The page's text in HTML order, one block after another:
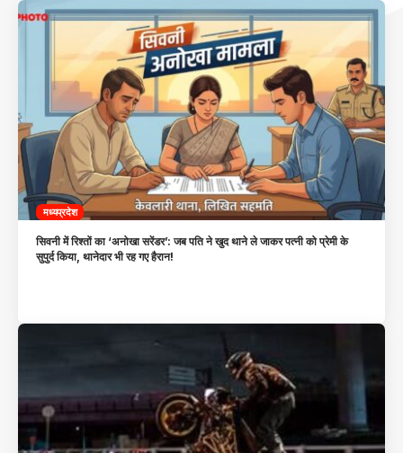
मध्यप्रदेश
सिवनी में रिश्तों का ‘अनोखा सरेंडर’: जब पति ने खुद थाने ले जाकर पत्नी को प्रेमी के
सुपुर्द किया, थानेदार भी रह गए हैरान!